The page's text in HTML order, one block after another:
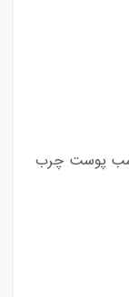
پوست چرب